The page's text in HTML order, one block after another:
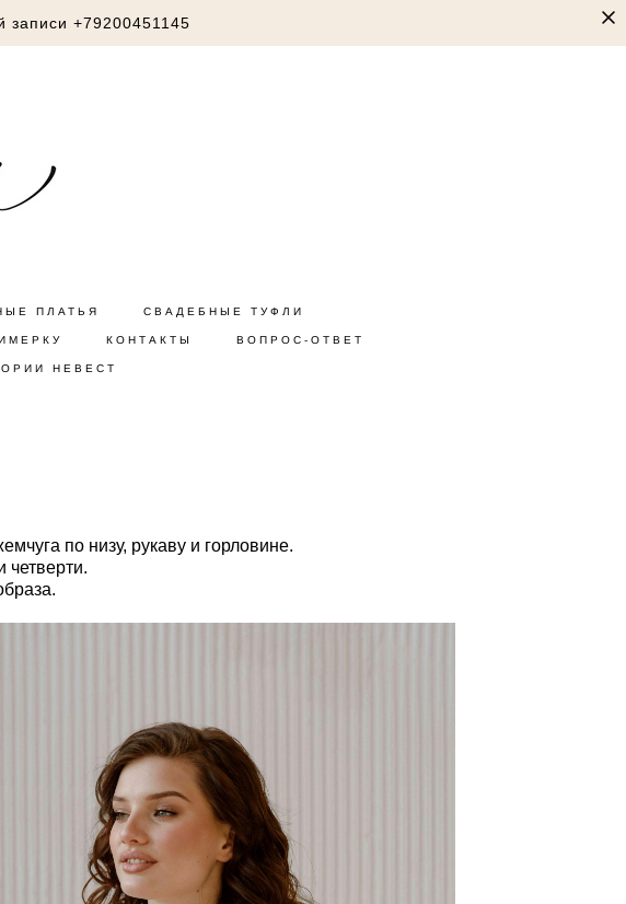
записи +79200451145
ПЛАТЬЯ СВАДЕБНЫЕ ТУФЛИ
КОНТАКТЫ ВОПРОС-ОТВЕТ
НЕВЕСТ
по низу, рукаву и горловине.
четверти.